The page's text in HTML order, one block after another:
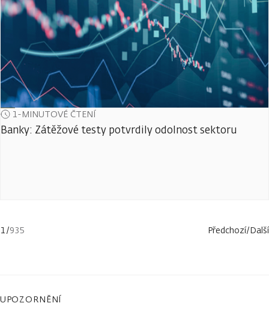
1-MINUTOVÉ ČTENÍ
Banky: Zátěžové testy potvrdily odolnost sektoru
1/935 Předchozí/Další
UPOZORNĚNÍ